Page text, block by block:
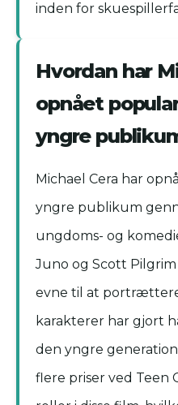
inden for
Hvordan har
opnået
yngre
Michael Cera har
yngre publikum
ungdoms- og
Juno og Scott Pilgrim
evne til at
karakterer har gjort
den yngre
flere priser ved Teen